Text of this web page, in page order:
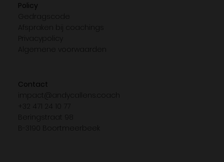
Policy
Gedragscode
Afspraken bij coachings
Privacypolicy
Algemene voorwaarden
Contact
impact@andycallens.coach
+32 471 24 10 77
Beringstraat 98
B-3190 Boortmeerbeek